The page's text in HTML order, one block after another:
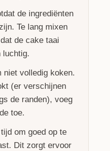
de ingrediënten
Te lang mixen
de cake taai
luchtig.
niet volledig koken.
(er verschijnen
de randen), voeg
toe.
om goed op te
Dit zorgt ervoor